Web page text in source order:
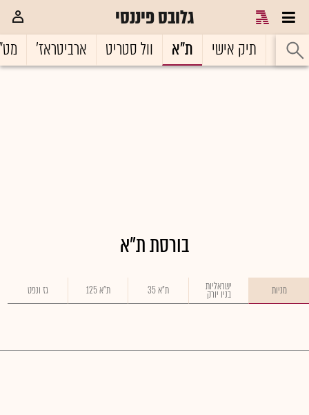
גלובס פיננסי
ראשי תיק אישי ת"א וול סטריט ארביטראז'
בורסת ת"א
מניות ישראליות
בניו יורק ת"א 35 ת"א 125 גז ונפט